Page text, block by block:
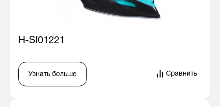
H-SI01221
Узнать больше Сравнить